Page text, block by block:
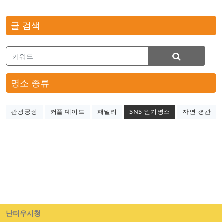
글 검색
명소 종류
관광공장 커플 데이트 패밀리 SNS 인기명소 자연 경관
난터우시청